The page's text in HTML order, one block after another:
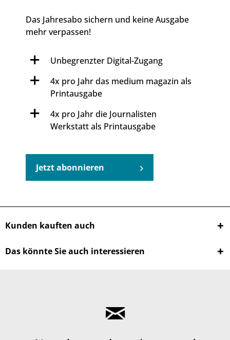
Das Jahresabo sichern und keine Ausgabe
mehr verpassen!
Unbegrenzter Digital-Zugang
4x pro Jahr das medium magazin als
Printausgabe
4x pro Jahr die Journalisten
Werkstatt als Printausgabe
Jetzt abonnieren
Kunden kauften auch
Das könnte Sie auch interessieren